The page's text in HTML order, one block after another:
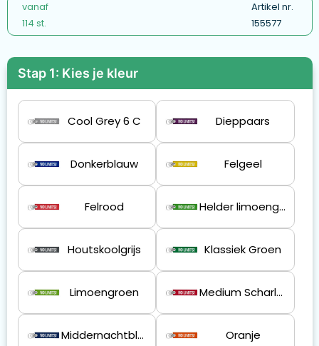
vanaf
114 st.
Artikel nr.
155577
Stap 1: Kies je kleur
Cool Grey 6 C Dieppaars
Donkerblauw Felgeel
Felrood Helder limoengroen
Houtskoolgrijs Klassiek Groen
Limoengroen Medium Scharlakenrood
Middernachtblauw Oranje